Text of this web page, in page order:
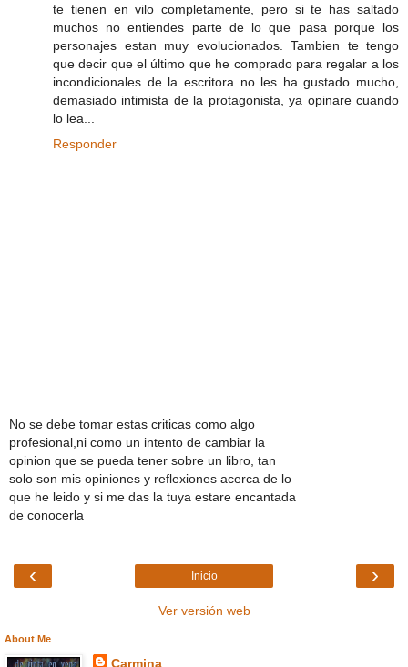
te tienen en vilo completamente, pero si te has saltado
muchos no entiendes parte de lo que pasa porque los
personajes estan muy evolucionados. Tambien te tengo
que decir que el último que he comprado para regalar a los
incondicionales de la escritora no les ha gustado mucho,
demasiado intimista de la protagonista, ya opinare cuando
lo lea...
Responder
No se debe tomar estas criticas como algo
profesional,ni como un intento de cambiar la
opinion que se pueda tener sobre un libro, tan
solo son mis opiniones y reflexiones acerca de lo
que he leido y si me das la tuya estare encantada
de conocerla
‹ ›
Inicio
Ver versión web
About Me
Carmina